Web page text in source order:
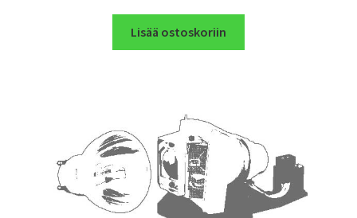
Lisää ostoskoriin